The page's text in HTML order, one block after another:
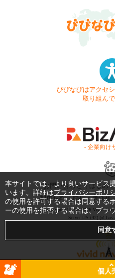
びびなびはアクセ
取り組んで
- 企業向け
お問い合わせ はじめ
利用規約
商標・著作権
Copyright © 1999-2026 Vivid
Server US (42) @ Los
個人
本サイトでは、より良いサービス
います。詳細はプライバシーポリ
の使用を許可する場合は同意する
ーの使用を拒否する場合は、ブラ